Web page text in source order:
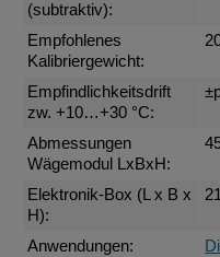
(subtraktiv):
Empfohlenes
Kalibriergewicht:
Empfindlichkeitsdrift
zw. +10…+30 °C:
Abmessungen
Wägemodul LxBxH:
Elektronik-Box (L x B x
H):
Anwendungen: